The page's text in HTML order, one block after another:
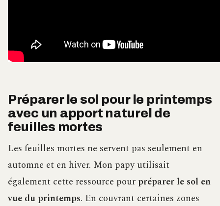
Préparer le sol pour le printemps
avec un apport naturel de
feuilles mortes
Les feuilles mortes ne servent pas seulement en
automne et en hiver. Mon papy utilisait
également cette ressource pour préparer le sol en
vue du printemps. En couvrant certaines zones